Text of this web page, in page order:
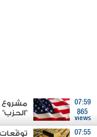
07:59
865
views
مشروع
"الحزب"
07:55